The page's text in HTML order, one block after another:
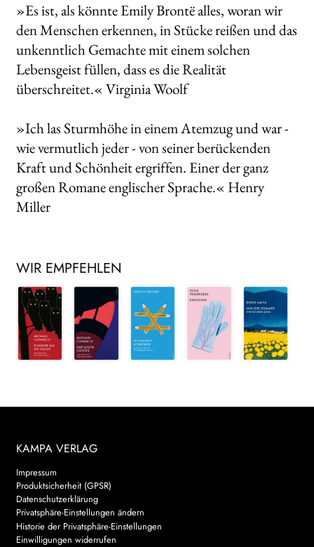
»Es ist, als könnte Emily Brontë alles, woran wir
den Menschen erkennen, in Stücke reißen und das
unkenntlich Gemachte mit einem solchen
Lebensgeist füllen, dass es die Realität
überschreitet.« Virginia Woolf
»Ich las Sturmhöhe in einem Atemzug und war -
wie vermutlich jeder - von seiner berückenden
Kraft und Schönheit ergriffen. Einer der ganz
großen Romane englischer Sprache.« Henry
Miller
WIR EMPFEHLEN
KAMPA VERLAG
Impressum
Produktsicherheit (GPSR)
Datenschutzerklärung
Privatsphäre-Einstellungen ändern
Historie der Privatsphäre-Einstellungen
Einwilligungen widerrufen